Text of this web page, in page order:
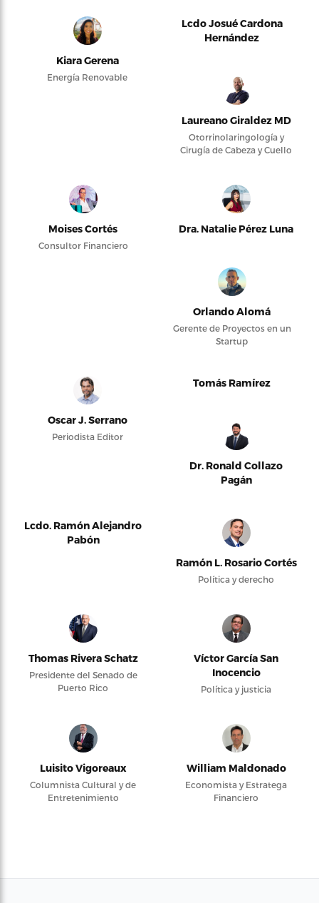
Kiara Gerena
Energía Renovable
Lcdo Josué Cardona
Hernández
Laureano Giraldez MD
Otorrinolaringología y
Cirugía de Cabeza y Cuello
Moises Cortés
Consultor Financiero
Dra. Natalie Pérez Luna
Orlando Alomá
Gerente de Proyectos en un
Startup
Oscar J. Serrano
Periodista Editor
Tomás Ramírez
Dr. Ronald Collazo
Pagán
Lcdo. Ramón Alejandro
Pabón
Ramón L. Rosario Cortés
Política y derecho
Thomas Rivera Schatz
Presidente del Senado de
Puerto Rico
Víctor García San
Inocencio
Política y justicia
Luisito Vigoreaux
Columnista Cultural y de
Entretenimiento
William Maldonado
Economista y Estratega
Financiero